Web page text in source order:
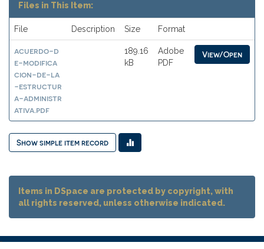
Files in This Item:
File Description Size Format
acuerdo-d
e-modifica
cion-de-la
-estructur
a-administr
ativa.pdf
189.16
kB
Adobe
PDF
View/Open
Show simple item record
Items in DSpace are protected by copyright, with
all rights reserved, unless otherwise indicated.